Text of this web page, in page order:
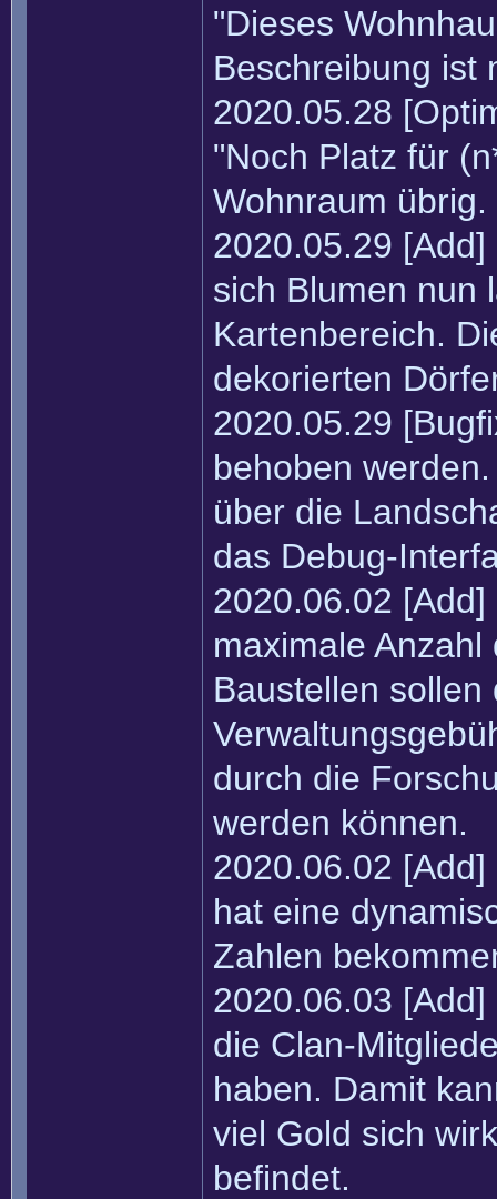
"Dieses
Beschreibung ist
2020.05.28
"Noch Platz für
Wohnraum
2020.05.29
sich Blumen nun
Kartenbereich.
dekorierten
2020.05.29
behoben
über die
das Debug-
2020.06.02
maximale
Baustellen
durch die
werden können.
2020.06.02
hat eine
Zahlen
2020.06.03
die Clan-
haben. Damit
viel Gold sich
befindet.